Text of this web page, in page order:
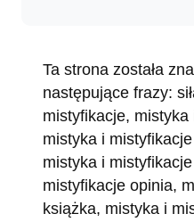
Ta strona została
następujące frazy:
mistyfikacje,
mistyka i
mistyka i
mistyfikacje opinia,
książka, mistyka i